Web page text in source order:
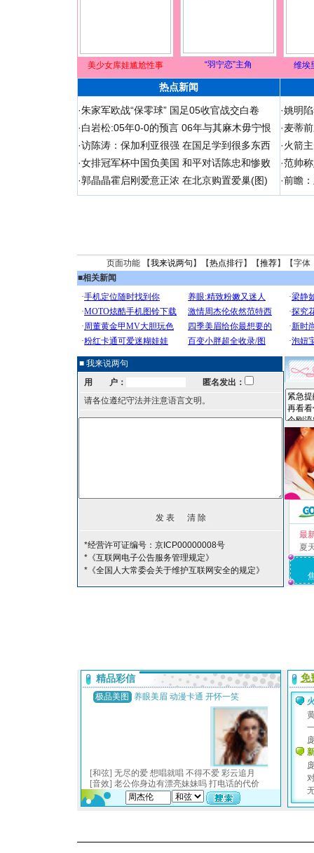
美少女库娃尴尬性事 “羽宁恋”主角 维埃
热点新闻
·朱家军欧战“保零球” 国足05收官战交白卷
·白岩松:05年0-0的预言 06年与其麻木毋宁恨
·访陈涛：保加利亚很强 在国足学到很多东西
·女排冠军杯中国负美国 和平对话陈忠和惨败
·郭晶晶霍启刚爱意正浓 在北京购置爱巢(图)
·姚明
·麦蒂
·火箭
·范帅
·前瞻
页面功能 【我来说两句 】【热点排行】【推荐】【字体
■相关新闻
■ 我来说两句
用 户：
匿名发出：
请各位遵纪守法并注意语言文明。
*经营许可证编号：京ICP00000008号
*《互联网电子公告服务管理规定》
*《全国人大常委会关于维护互联网安全的规定》
最
夏